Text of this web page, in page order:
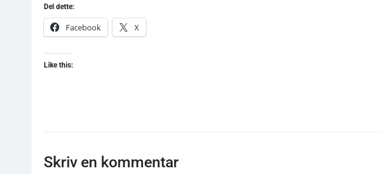
Del dette:
Facebook X
Like this:
Skriv en kommentar